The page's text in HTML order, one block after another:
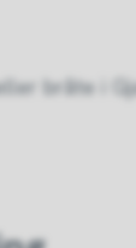
bråte i